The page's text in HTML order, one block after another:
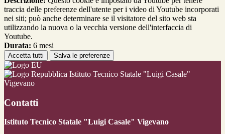
traccia delle preferenze dell'utente per i video di Youtube incorporati
nei siti; può anche determinare se il visitatore del sito web sta
utilizzando la nuova o la vecchia versione dell'interfaccia di
Youtube.
Durata: 6 mesi
Accetta tutti Salva le preferenze
Istituto Tecnico Statale "Luigi Casale"
Vigevano
Contatti
Istituto Tecnico Statale "Luigi Casale" Vigevano